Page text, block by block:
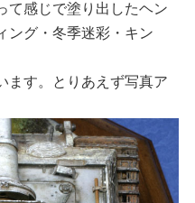
て感じで塗り出したヘン
ング・冬季迷彩・キン
ます。とりあえず写真ア